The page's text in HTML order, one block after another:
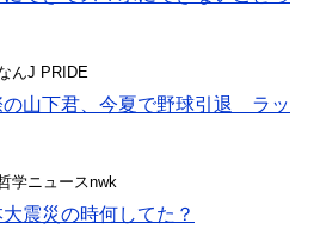
んJ PRIDE
の山下君、今夏で野球引退 ラッ
学ニュースnwk
震災の時何してた？